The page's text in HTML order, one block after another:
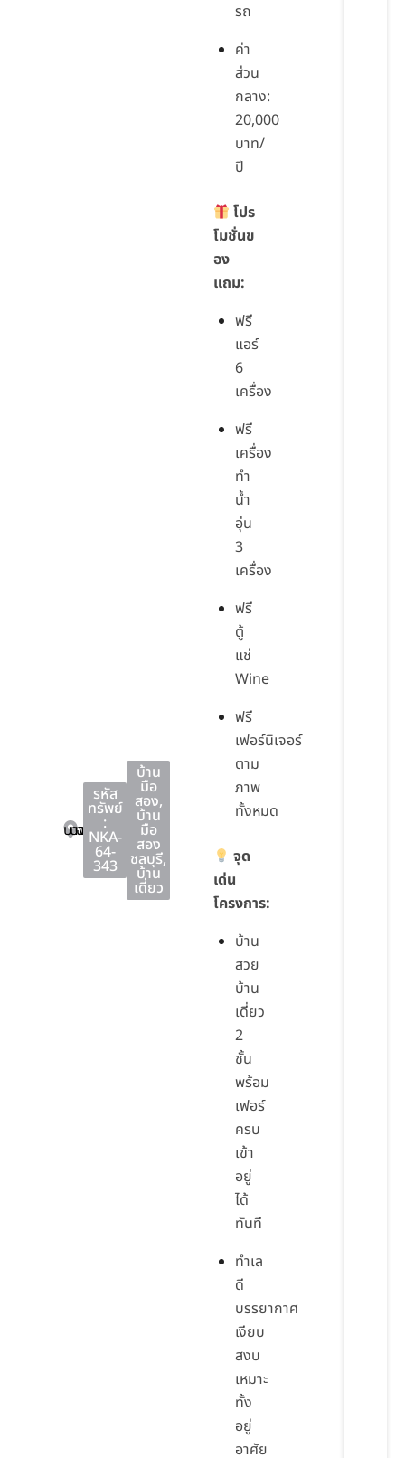
บางปะกง
บางปะกง
ฉะเชิงเทรา
รหัส
ทรัพย์
:
NKA-
64-
343
บ้าน
มือ
สอง,
บ้าน
มือ
สอง
ชลบุรี,
บ้าน
เดี่ยว
รถ
ค่า
ส่วน
กลาง:
20,000
บาท/
ปี
โปร
โมชั่นข
อง
แถม:
ฟรี
แอร์
6
เครื่อง
ฟรี
เครื่อง
ทำ
น้ำ
อุ่น
3
เครื่อง
ฟรี
ตู้
แช่
Wine
ฟรี
เฟอร์นิเจอร์
ตาม
ภาพ
ทั้งหมด
จุด
เด่น
โครงการ:
บ้าน
สวย
บ้าน
เดี่ยว
2
ชั้น
พร้อม
เฟอร์
ครบ
เข้า
อยู่
ได้
ทันที
ทำเล
ดี
บรรยากาศ
เงียบ
สงบ
เหมาะ
ทั้ง
อยู่
อาศัย